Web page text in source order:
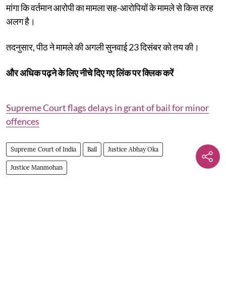
मांगा कि वर्तमान आरोपी का मामला सह-आरोपियों के मामले से किस तरह
अलग है।
तदनुसार, पीठ ने मामले की अगली सुनवाई 23 दिसंबर को तय की।
और अधिक पढ़ने के लिए नीचे दिए गए लिंक पर क्लिक करें
Supreme Court flags delays in grant of bail for minor
offences
Supreme Court of India Bail Justice Abhay Oka
Justice Manmohan